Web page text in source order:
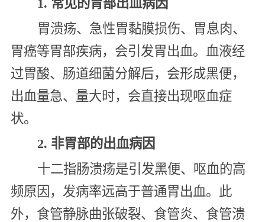
1. 常见的胃部出血病因
胃溃疡、急性胃黏膜损伤、胃息肉、
胃癌等胃部疾病，会引发胃出血。血液经
过胃酸、肠道细菌分解后，会形成黑便，
出血量急、量大时，会直接出现呕血症
状。
2. 非胃部的出血病因
十二指肠溃疡是引发黑便、呕血的高
频原因，发病率远高于普通胃出血。此
外，食管静脉曲张破裂、食管炎、食管溃